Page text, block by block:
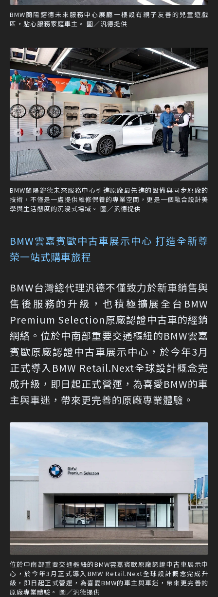
BMW蘭陽鎔德未來服務中心展廳一樓設有親子友善的兒童遊戲
區，貼心服務家庭車主。 圖／汎德提供
BMW蘭陽鎔德未來服務中心引進原廠最先進的設備與同步原廠的
技術，不僅是一處提供維修保養的專業空間，更是一個融合設計美
學與生活態度的沉浸式場域。 圖／汎德提供
BMW雲嘉賓歐中古車展示中心 打造全新尊
榮一站式購車旅程
BMW台灣總代理汎德不僅致力於新車銷售與
售後服務的升級，也積極擴展全台BMW
Premium Selection原廠認證中古車的經銷
網絡。位於中南部重要交通樞紐的BMW雲嘉
賓歐原廠認證中古車展示中心，於今年3月
正式導入BMW Retail.Next全球設計概念完
成升級，即日起正式營運，為喜愛BMW的車
主與車迷，帶來更完善的原廠專業體驗。
位於中南部重要交通樞紐的BMW雲嘉賓歐原廠認證中古車展示中
心，於今年3月正式導入BMW Retail.Next全球設計概念完成升
級，即日起正式營運，為喜愛BMW的車主與車迷，帶來更完善的
原廠專業體驗。 圖／汎德提供